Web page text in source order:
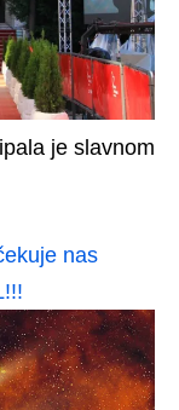
je slavnom
nas